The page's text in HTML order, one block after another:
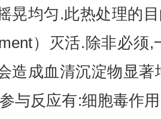
晃均匀.此热处理的
）灭活.除非必须
造成血清沉淀物显
与反应有:细胞毒作